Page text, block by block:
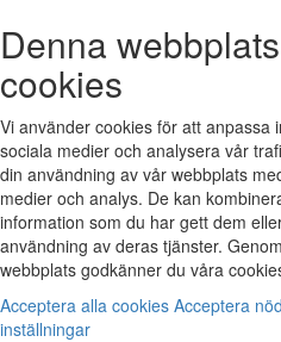
Denna
cookies
Vi använder cookies för att anpassa
sociala medier och analysera vår
din användning av vår webbplats
medier och analys. De kan
information som du har gett dem
användning av deras tjänster.
webbplats godkänner du våra
Acceptera alla cookies Acceptera
inställningar